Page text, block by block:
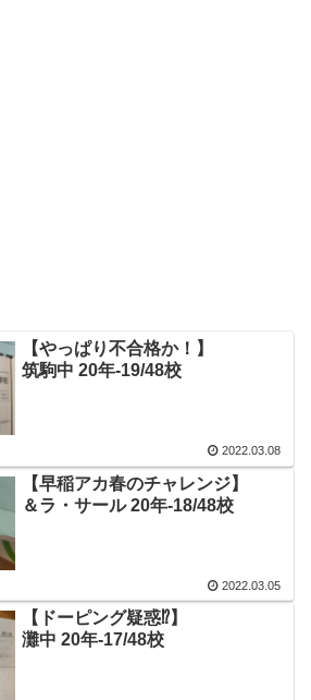
【やっぱり不合格か！】
筑駒中 20年-19/48校
2022.03.08
【早稲アカ春のチャレンジ】
＆ラ・サール 20年-18/48校
2022.03.05
【ドーピング疑惑⁉】
灘中 20年-17/48校